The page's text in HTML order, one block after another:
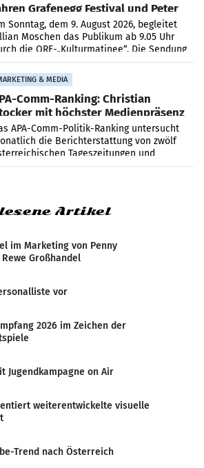
Grafenegg Festival und Peter
Sonntag, dem 9. August 2026, begleitet
Moschen das Publikum ab 9.05 Uhr
die ORF-„Kulturmatinee“. Die Sendung
mit der Dokumentation „20 Jahre
& MEDIA
Comm-Ranking: Christian
mit höchster Medienpräsenz
Juli
APA-Comm-Politik-Ranking untersucht
die Berichterstattung von zwölf
Tageszeitungen und
welche Politikerinnen und
Artikel
im Marketing von Penny
Großhandel
vor
2026 im Zeichen der
Jugendkampagne on Air
weiterentwickelte visuelle
Trend nach Österreich